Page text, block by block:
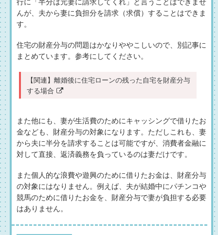
行に「半分は元妻に請求してくれ」と言うことはできませ
んが、夫から妻に負担分を請求（求償）することはできま
す。
住宅の財産分与の問題はかなりややこしいので、別記事に
まとめています。参考にしてください。
【関連】 離婚後に住宅ローンの残った自宅を財産分与
する場合
また他にも、妻が生活費のためにキャッシングで借りたお
金なども、財産分与の対象になります。ただしこれも、妻
から夫に半分を請求することは可能ですが、消費者金融に
対して直接、返済義務を負っているのは妻だけです。
また個人的な浪費や遊興のために借りたお金は、財産分与
の対象にはなりません。例えば、夫が結婚中にパチンコや
競馬のために借りたお金を、財産分与で妻が負担する必要
はありません。